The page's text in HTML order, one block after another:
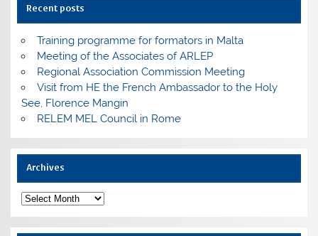
Recent posts
Training programme for formators in Malta
Meeting of the Associates of ARLEP
Regional Association Commission Meeting
Visit from HE the French Ambassador to the Holy
See, Florence Mangin
RELEM MEL Council in Rome
Archives
Archives